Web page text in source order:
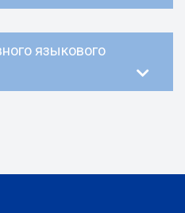
языкового